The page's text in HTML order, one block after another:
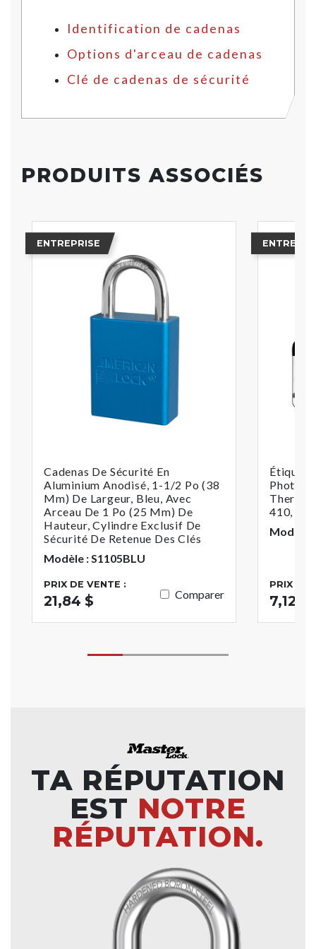
Identification de cadenas
Options d'arceau de cadenas
Clé de cadenas de sécurité
PRODUITS ASSOCIÉS
ENTREPRISE
Cadenas De Sécurité En
Aluminium Anodisé, 1-1/2 Po (38
Mm) De Largeur, Bleu, Avec
Arceau De 1 Po (25 Mm) De
Hauteur, Cylindre Exclusif De
Sécurité De Retenue Des Clés
Modèle : S1105BLU
PRIX DE VENTE :
21,84 $ Comparer
Photo
410,
Modèle :
PRIX DE
7,12 $
TA RÉPUTATION
EST NOTRE
RÉPUTATION.